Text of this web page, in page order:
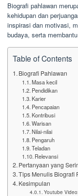
Biografi pahlawan
kehidupan dan
inspirasi dan motivasi,
budaya, serta
Table of Contents
Biografi Pahlawan
Masa kecil
Pendidikan
Karier
Pencapaian
Kontribusi
Warisan
Nilai-nilai
Pengaruh
Teladan
Relevansi
Pertanyaan yang
Tips Menulis Biografi
Kesimpulan
Youtube Video: